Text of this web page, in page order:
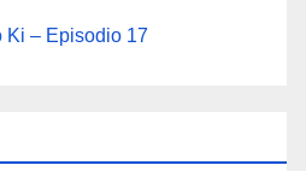
Ki – Episodio 17